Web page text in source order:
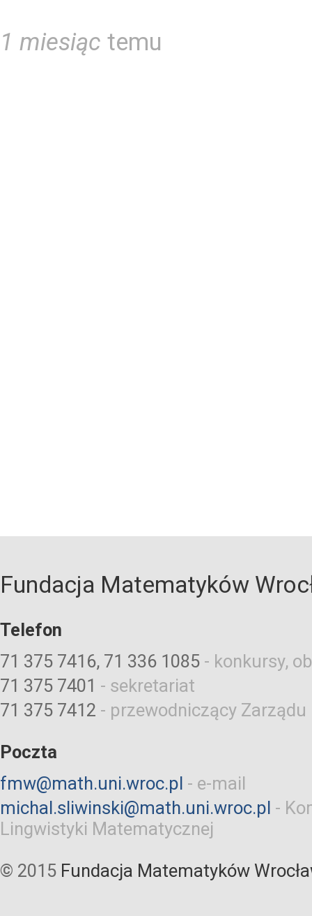
1 miesiąc temu
Fundacja Matematyków
Telefon
71 375 7416, 71 336 1085 - konkursy,
71 375 7401 - sekretariat
71 375 7412 - przewodniczący Zarządu
Poczta
fmw@math.uni.wroc.pl - e-mail
michal.sliwinski@math.uni.wroc.pl -
Lingwistyki Matematycznej
© 2015 Fundacja Matematyków